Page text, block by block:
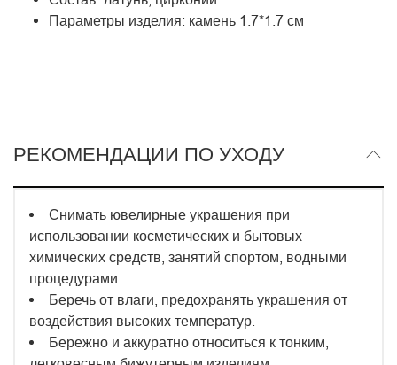
Параметры изделия: камень 1.7*1. 7 см
РЕКОМЕНДАЦИИ ПО УХОДУ
Снимать ювелирные украшения при
использовании косметических и бытовых
химических средств, занятий спортом, водными
процедурами.
Беречь от влаги, предохранять украшения от
воздействия высоких температур.
Бережно и аккуратно относиться к тонким,